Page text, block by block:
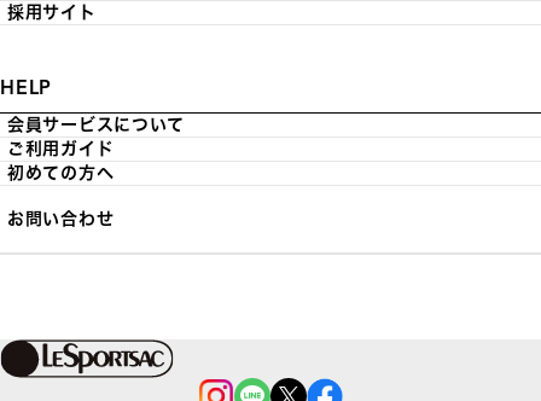
採用サイト
HELP
会員サービスについて
ご利用ガイド
初めての方へ
お問い合わせ